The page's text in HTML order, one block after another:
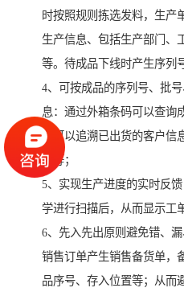
时按照规则拣选发料，生产
生产信息、包括生产部门、
等。待成品下线时产生序列
4、可按成品的序列号、批
息：通过外箱条码可以查询
还可以追溯已出货的客户信
息等；
5、实现生产进度的实时反
学进行扫描后，从而显示工
6、先入先出原则避免错、
销售订单产生销售备货单，
品序号、存入位置等；从而